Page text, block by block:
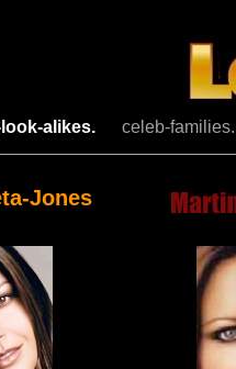
alikes. celeb-
Jones